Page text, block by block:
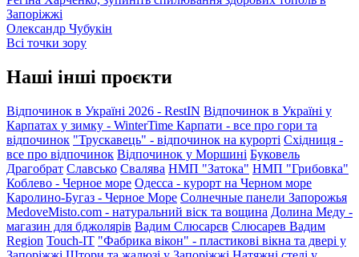
Запоріжжі
Олександр Чубукін
Всі точки зору
Наші інші проєкти
Відпочинок в Україні 2026 - RestIN Відпочинок в Україні у
Карпатах у зимку - WinterTime Карпати - все про гори та
відпочинок "Трускавець" - відпочинок на курорті Східниця -
все про відпочинок Відпочинок у Моршині Буковель
Драгобрат Славсько Свалява НМП "Затока" НМП "Грибовка"
Коблево - Черное море Одесса - курорт на Черном море
Каролино-Бугаз - Черное Море Солнечные панели Запорожья
MedoveMisto.com - натуральний віск та вощина Долина Меду -
магазин для бджолярів Вадим Слюсарєв Слюсарев Вадим
Region Touch-IT "Фабрика вікон" - пластикові вікна та двері у